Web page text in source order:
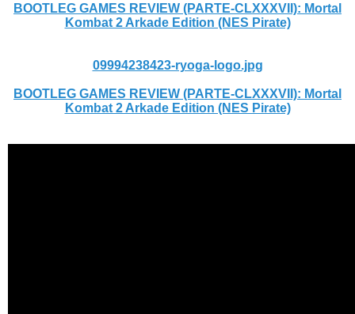
BOOTLEG GAMES REVIEW (PARTE-CLXXXVII): Mortal
Kombat 2 Arkade Edition (NES Pirate)
09994238423-ryoga-logo.jpg
BOOTLEG GAMES REVIEW (PARTE-CLXXXVII): Mortal
Kombat 2 Arkade Edition (NES Pirate)